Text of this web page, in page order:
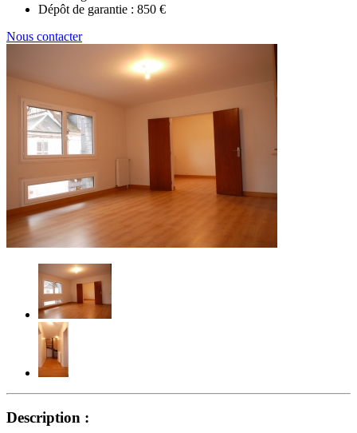
Dépôt de garantie : 850 €
Nous contacter
Description :